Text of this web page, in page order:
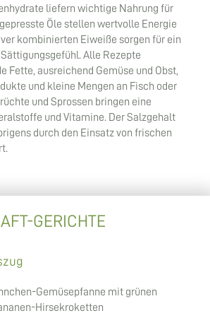
liefern wichtige Nahrung für
Öle stellen wertvolle Energie
kombinierten Eiweiße sorgen für ein
Alle Rezepte
Fette, ausreichend Gemüse und Obst,
und kleine Mengen an Fisch oder
und Sprossen bringen eine
und Vitamine. Der Salzgehalt
durch den Einsatz von frischen
GERICHTE
Gemüsepfanne mit grünen
Hirsekroketten